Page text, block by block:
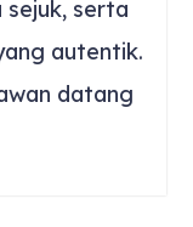
sejuk, serta
autentik.
datang